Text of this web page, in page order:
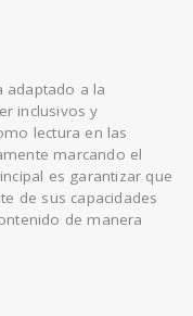
adaptado a la
inclusivos y
lectura en las
marcando el
es garantizar que
de sus capacidades
de manera